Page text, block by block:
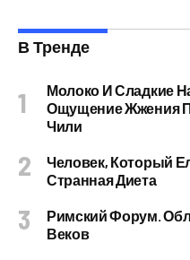
В Тренде
Молоко И Сладкие
Ощущение Жжения
Чили
Человек, Который
Странная Диета
Римский Форум.
Веков